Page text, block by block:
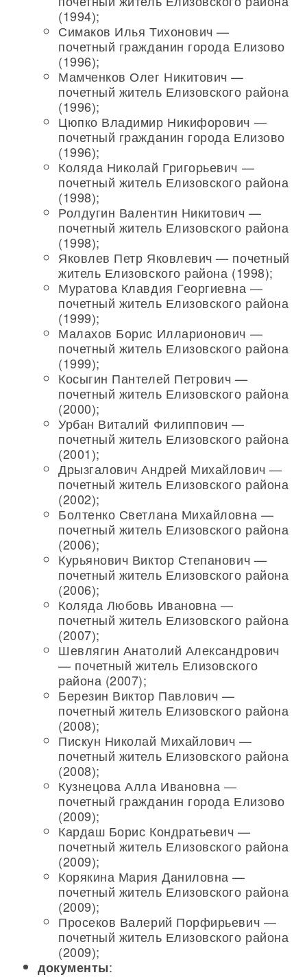
(1994);
Симаков Илья Тихонович —
почетный гражданин города Елизово
(1996);
Мамченков Олег Никитович —
почетный житель Елизовского района
(1996);
Цюпко Владимир Никифорович —
почетный гражданин города Елизово
(1996);
Коляда Николай Григорьевич —
почетный житель Елизовского района
(1998);
Ролдугин Валентин Никитович —
почетный житель Елизовского района
(1998);
Яковлев Петр Яковлевич — почетный
житель Елизовского района (1998);
Муратова Клавдия Георгиевна —
почетный житель Елизовского района
(1999);
Малахов Борис Илларионович —
почетный житель Елизовского района
(1999);
Косыгин Пантелей Петрович —
почетный житель Елизовского района
(2000);
Урбан Виталий Филиппович —
почетный житель Елизовского района
(2001);
Дрызгалович Андрей Михайлович —
почетный житель Елизовского района
(2002);
Болтенко Светлана Михайловна —
почетный житель Елизовского района
(2006);
Курьянович Виктор Степанович —
почетный житель Елизовского района
(2006);
Коляда Любовь Ивановна —
почетный житель Елизовского района
(2007);
Шевлягин Анатолий Александрович
— почетный житель Елизовского
района (2007);
Березин Виктор Павлович —
почетный житель Елизовского района
(2008);
Пискун Николай Михайлович —
почетный житель Елизовского района
(2008);
Кузнецова Алла Ивановна —
почетный гражданин города Елизово
(2009);
Кардаш Борис Кондратьевич —
почетный житель Елизовского района
(2009);
Корякина Мария Даниловна —
почетный житель Елизовского района
(2009);
Просеков Валерий Порфирьевич —
почетный житель Елизовского района
(2009);
документы: